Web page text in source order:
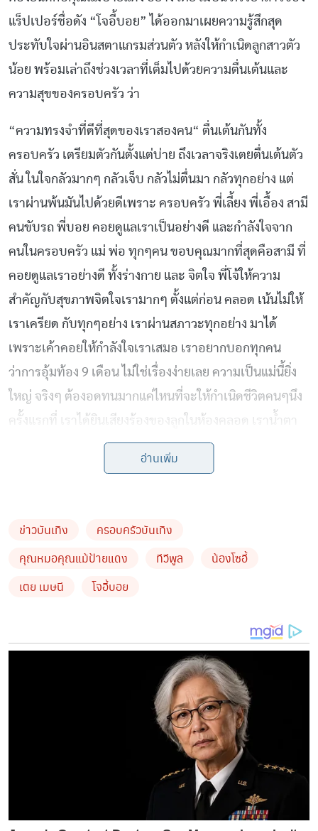
แร็ปเปอร์ชื่อดัง “โจอี้บอย” ได้ออกมาเผยความรู้สึกสุด
ประทับใจผ่านอินสตาแกรมส่วนตัว หลังให้กำเนิดลูกสาวตัว
น้อย พร้อมเล่าถึงช่วงเวลาที่เต็มไปด้วยความตื่นเต้นและ
ความสุขของครอบครัว ว่า
“ความทรงจำที่ดีที่สุดของเราสองคน“ ตื่นเต้นกันทั้ง
ครอบครัว เตรียมตัวกันตั้งแต่บ่าย ถึงเวลาจริงเตยตื่นเต้นตัว
สั่น ในใจกลัวมากๆ กลัวเจ็บ กลัวไม่ตื่นมา กลัวทุกอย่าง แต่
เราผ่านพ้นมันไปด้วยดีเพราะ ครอบครัว พี่เลี้ยง พี่เอื้อง สามี
คนขับรถ พี่บอย คอยดูแลเราเป็นอย่างดี และกำลังใจจาก
คนในครอบครัว แม่ พ่อ ทุกๆคน ขอบคุณมากที่สุดคือสามี ที่
คอยดูแลเราอย่างดี ทั้งร่างกาย และ จิตใจ พี่โจ้ให้ความ
สำคัญกับสุขภาพจิตใจเรามากๆ ตั้งแต่ก่อน คลอด เน้นไม่ให้
เราเครียด กับทุกๆอย่าง เราผ่านสภาวะทุกอย่าง มาได้
เพราะเค้าคอยให้กำลังใจเราเสมอ เราอยากบอกทุกคน
ว่าการอุ้มท้อง 9 เดือน ไม่ใช่เรื่องง่ายเลย ความเป็นแม่นี้ยิ่ง
ใหญ่ จริงๆ ต้องอดทนมากแค่ไหนที่จะให้กำเนิดชีวิตคนๆนึง
ครั้งแรกที่ เราได้ยินเสียงร้องของลูกในห้องคลอด เราน้ำตา
ไหลเลย เพราะ มันเป็นะสียงที่วิเศษมากๆ เหมือนยาแก้ปวด
ความกลัวหายไป มี แต่ความดีใจ โมเมนท์นี้คงหาที่ไหนไม่ได้
เราจริงๆ โลกใบเล็กของ เราสองสามคน อบอุ่นจังเลย อยาก
เก็บวีดีโอนี้ไว้ให้ลูกได้ดู ให้เห็นว่าป้ากับมาตั้งใจรักลูกมาก แค่
ข่าวอื่น ๆ ที่น่าสนใจ
ว๊าว! หลังเปิดตัวรักครั้งใหม่ สุดหวาน ไทด์ เอก
พันธ์ ก็พาหวานใจนางเอกดัง ทับทิม อัญรินทร์ พัก
ผ่อนต่างจังหวัดพร้อมรายงานสภาพอากาศแบบ
บริษัทกลุ่มเซ็นทรัล จำกัด มอบเงินสนับสนุนมูลนิธิ
ธรรมาภิบาลทางการแพทย์
อ่านเพิ่ม
ข่าวบันเทิง
ครอบครัวบันเทิง
คุณหมอคุณแม้ป้ายแดง
ทีวีพูล
น้องโซอี้
เตย เมษนี
โจอี้บอย